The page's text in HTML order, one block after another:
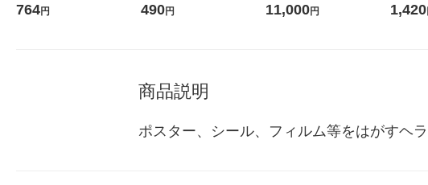
ングタイツ ブラック LLサイ
764円
コウォーター）2L ラベルレ
490円
堂 おまけ付き
11,000円
箱（24
1,420
商品説明
ポスター、シール、フィルム等をはがすヘ